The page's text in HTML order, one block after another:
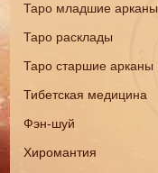
Таро младшие арканы
Таро расклады
Таро старшие арканы
Тибетская медицина
Фэн-шуй
Хиромантия